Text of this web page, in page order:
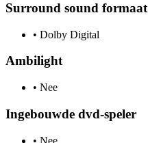
Surround sound formaat
• Dolby Digital
Ambilight
• Nee
Ingebouwde dvd-speler
• Nee